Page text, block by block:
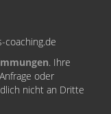
coaching.de
. Ihre
oder
nicht an Dritte